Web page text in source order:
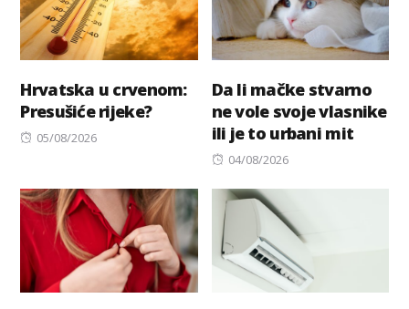
Hrvatska u crvenom:
Presušiće rijeke?
Posted
05/08/2026
Da li mačke stvarno
ne vole svoje vlasnike
ili je to urbani mit
Posted
04/08/2026